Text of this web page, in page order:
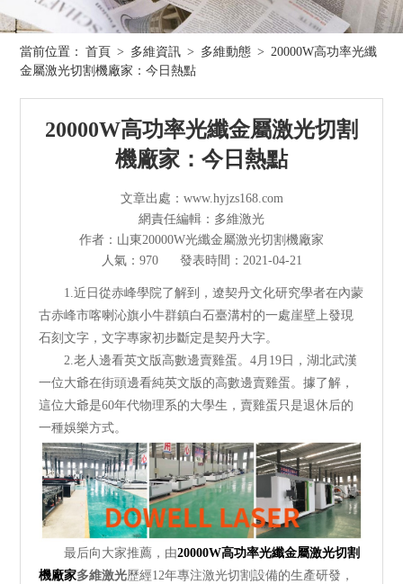
首頁
光纖激光切割機
其他切割設備及配件
解決方案
走進多維
當前位置： 首頁 > 多維資訊 > 多維動態 > 20000W高功率光纖
金屬激光切割機廠家：今日熱點
20000W高功率光纖金屬激光切割
機廠家：今日熱點
文章出處：www.hyjzs168.com
網責任編輯：多維激光
作者：山東20000W光纖金屬激光切割機廠家
人氣：970
發表時間：2021-04-21
1.近日從赤峰學院了解到，遼契丹文化研究學者在內蒙
古赤峰市喀喇沁旗小牛群鎮白石臺溝村的一處崖壁上發現
石刻文字，文字專家初步斷定是契丹大字。
2.老人邊看英文版高數邊賣雞蛋。4月19日，湖北武漢
一位大爺在街頭邊看純英文版的高數邊賣雞蛋。據了解，
這位大爺是60年代物理系的大學生，賣雞蛋只是退休后的
一種娛樂方式。
最后向大家推薦，由20000W高功率光纖金屬激光切割
機廠家多維激光歷經12年專注激光切割設備的生產研發，